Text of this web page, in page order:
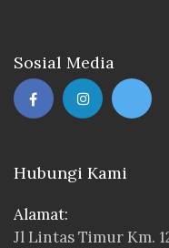
Sosial Media
Hubungi Kami
Alamat:
Jl Lintas Timur Km.